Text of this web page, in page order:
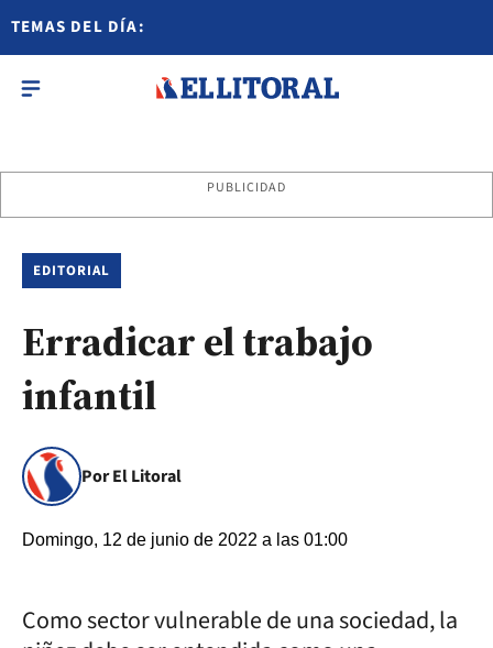
TEMAS DEL DÍA:
PUBLICIDAD
EDITORIAL
Erradicar el trabajo
infantil
Por El Litoral
Domingo, 12 de junio de 2022 a las 01:00
Como sector vulnerable de una sociedad, la